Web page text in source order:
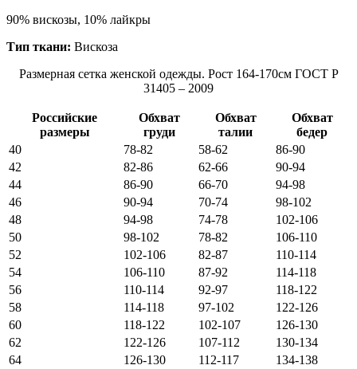
90% вискозы, 10% лайкры
Тип ткани: Вискоза
Размерная сетка женской одежды. Рост 164-170см ГОСТ Р
31405 – 2009
Российские
размеры
Обхват
груди
Обхват
талии
Обхват
бедер
40
78-82 58-62
86-90
42
82-86 62-66
90-94
44
86-90 66-70
94-98
46
90-94 70-74
98-102
48
94-98 74-78
102-106
50
98-102 78-82
106-110
52
102-106 82-87
110-114
54
106-110 87-92
114-118
56
110-114 92-97
118-122
58
114-118 97-102
122-126
60
118-122 102-107
126-130
62
122-126 107-112
130-134
64
126-130 112-117
134-138